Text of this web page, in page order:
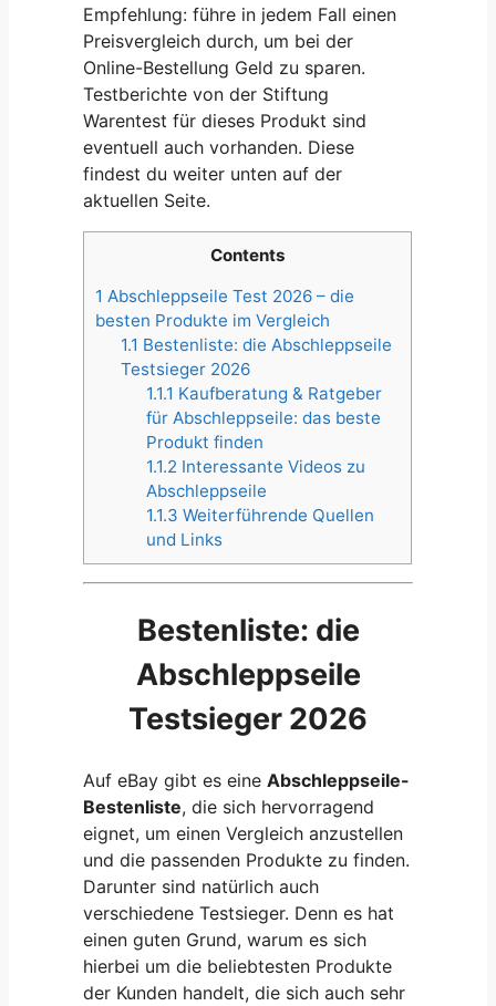
Empfehlung: führe in jedem Fall einen
Preisvergleich durch, um bei der
Online-Bestellung Geld zu sparen.
Testberichte von der Stiftung
Warentest für dieses Produkt sind
eventuell auch vorhanden. Diese
findest du weiter unten auf der
aktuellen Seite.
Contents
1 Abschleppseile Test 2026 – die
besten Produkte im Vergleich
1.1 Bestenliste: die Abschleppseile
Testsieger 2026
1.1.1 Kaufberatung & Ratgeber
für Abschleppseile: das beste
Produkt finden
1.1.2 Interessante Videos zu
Abschleppseile
1.1.3 Weiterführende Quellen
und Links
Bestenliste: die
Abschleppseile
Testsieger 2026
Auf eBay gibt es eineAbschleppseile-
Bestenliste, die sich hervorragend
eignet, um einen Vergleich anzustellen
und die passenden Produkte zu finden.
Darunter sind natürlich auch
verschiedene Testsieger. Denn es hat
einen guten Grund, warum es sich
hierbei um die beliebtesten Produkte
der Kunden handelt, die sich auch sehr